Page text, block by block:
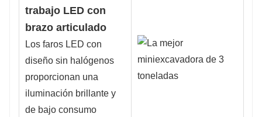
trabajo LED con
brazo articulado
Los faros LED con
diseño sin halógenos
proporcionan una
iluminación brillante y
de bajo consumo